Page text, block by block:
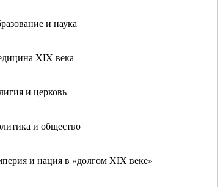
и наука
XIX века
и церковь
и общество
и нация в «долгом XIX веке»